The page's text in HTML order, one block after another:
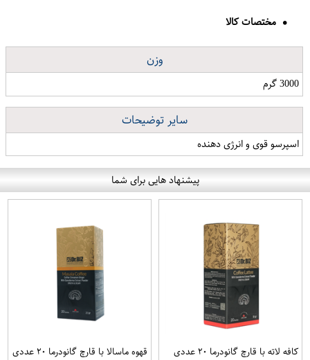
مختصات کالا
وزن
3000 گرم
سایر توضیحات
اسپرسو قوی و انرژی دهنده
پیشنهاد هایی برای شما
کافه لاته با قارچ گانودرما ۲۰ عددی قهوه ماسالا با قارچ گانودرما ۲۰ عددی